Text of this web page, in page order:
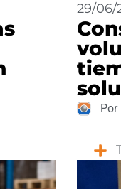
29/06/